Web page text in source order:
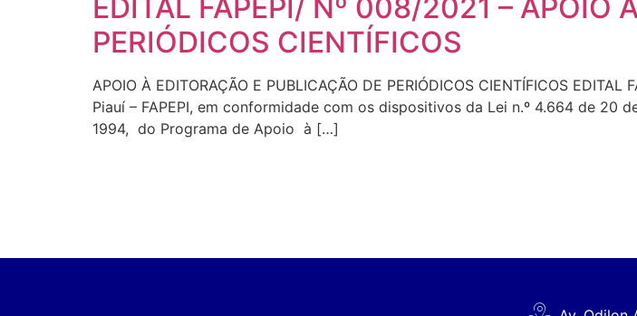
EDITAL FAPEPI/ Nº 008/2021 – APOIO
PERIÓDICOS CIENTÍFICOS
APOIO À EDITORAÇÃO E PUBLICAÇÃO DE PERIÓDICOS CIENTÍFICOS
Piauí – FAPEPI, em conformidade com os dispositivos da Lei n.º 4.664 de 20
1994, do Programa de Apoio à […]